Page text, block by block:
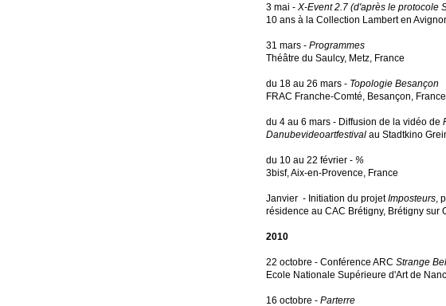
3 mai - X-Event 2.7 (d'après le protocole
10 ans à la Collection Lambert en
31 mars - Programmes
Théâtre du Saulcy, Metz, France
du 18 au 26 mars - Topologie Besançon
FRAC Franche-Comté, Besançon, France
du 4 au 6 mars - Diffusion de la vidéo de
Danubevideoartfestival au Stadtkino
du 10 au 22 février - %
3bisf, Aix-en-Provence, France
Janvier - Initiation du projetImposteurs ,
résidence au CAC Brétigny, Brétigny sur
2010
22 octobre - Conférence ARC Strange
Ecole Nationale Supérieure d'Art de
16 octobre - Parterre